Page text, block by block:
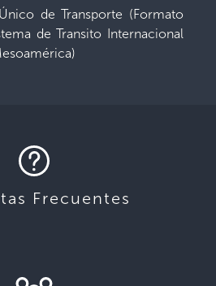
de Transporte (Formato
de Transito Internacional
Frecuentes